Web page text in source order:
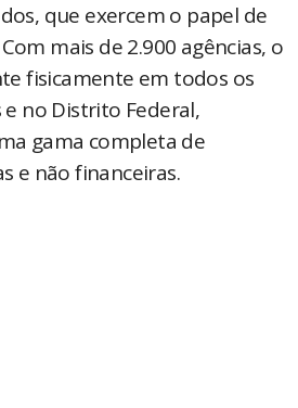
que exercem o papel de
mais de 2.900 agências, o
fisicamente em todos os
no Distrito Federal,
gama completa de
e não financeiras.